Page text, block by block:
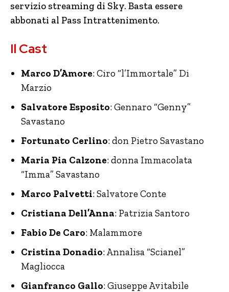
servizio streaming di Sky. Basta essere
abbonati al Pass Intrattenimento.
Il Cast
Marco D’Amore: Ciro “l’Immortale” Di
Marzio
Salvatore Esposito: Gennaro “Genny”
Savastano
Fortunato Cerlino: don Pietro Savastano
Maria Pia Calzone: donna Immacolata
“Imma” Savastano
Marco Palvetti: Salvatore Conte
Cristiana Dell’Anna: Patrizia Santoro
Fabio De Caro: Malammore
Cristina Donadio: Annalisa “Scianel”
Magliocca
Gianfranco Gallo: Giuseppe Avitabile